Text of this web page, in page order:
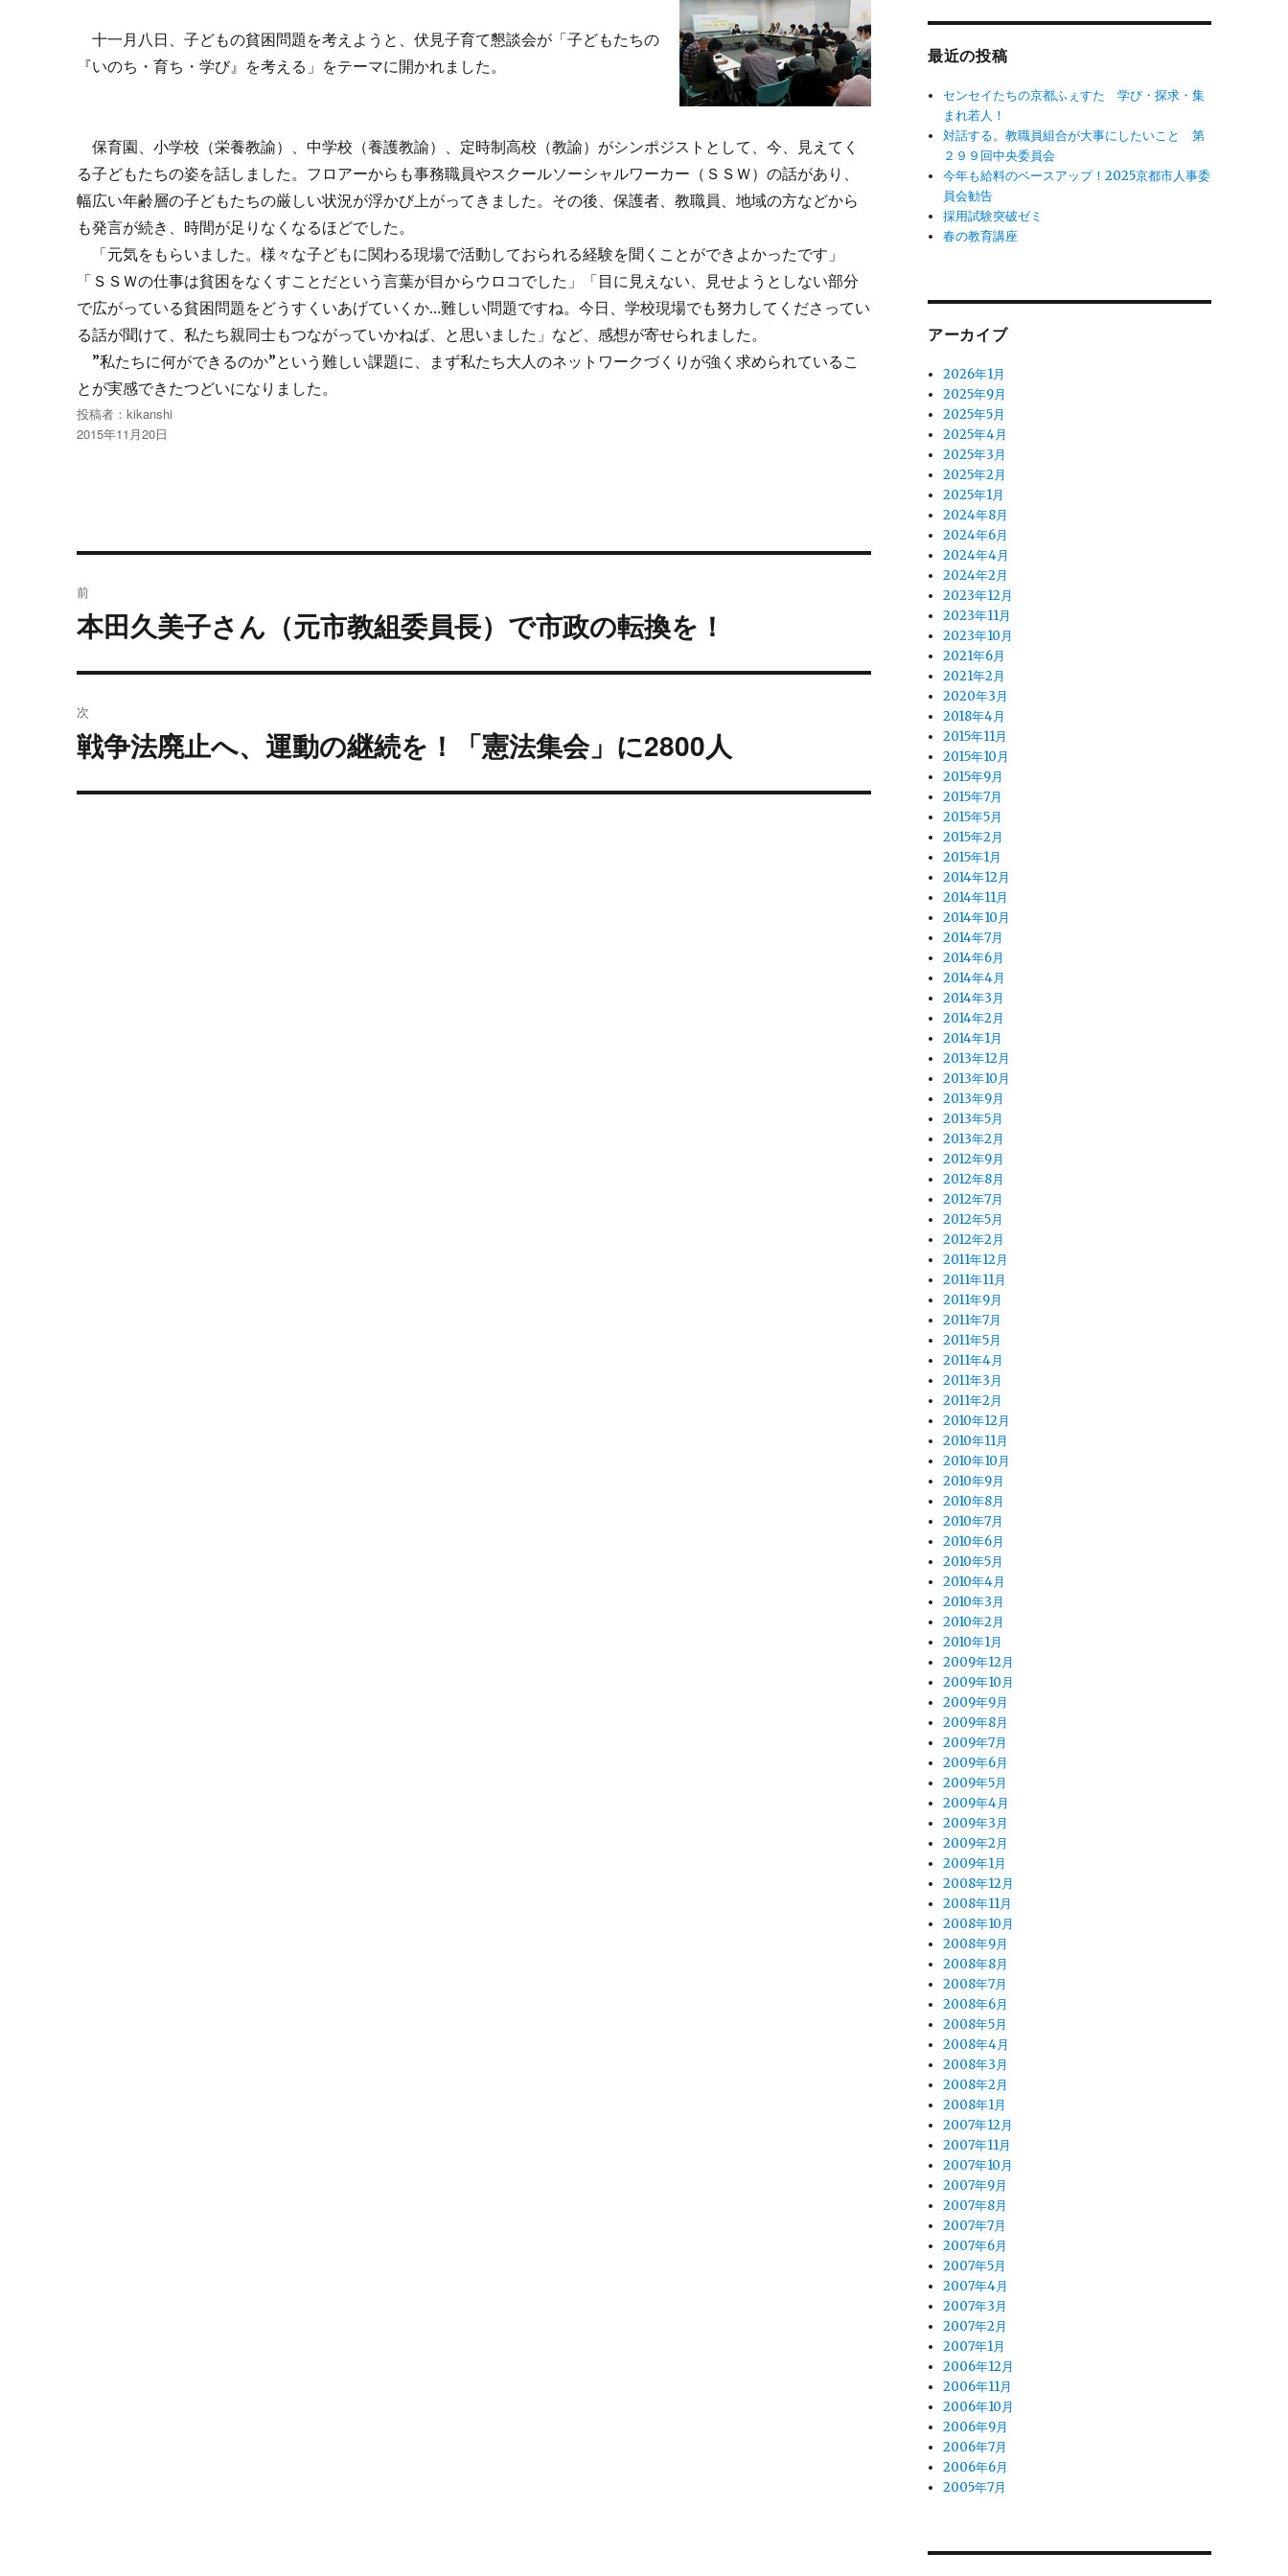
十一月八日、子どもの貧困問題を考えようと、伏見子育て懇談会が「子どもたちの
『いのち・育ち・学び』を考える」をテーマに開かれました。
保育園、小学校（栄養教諭）、中学校（養護教諭）、定時制高校（教諭）がシンポジストとして、今、見えてく
る子どもたちの姿を話しました。フロアーからも事務職員やスクールソーシャルワーカー（ＳＳＷ）の話があり、
幅広い年齢層の子どもたちの厳しい状況が浮かび上がってきました。その後、保護者、教職員、地域の方などから
も発言が続き、時間が足りなくなるほどでした。
「元気をもらいました。様々な子どもに関わる現場で活動しておられる経験を聞くことができよかったです」
「ＳＳＷの仕事は貧困をなくすことだという言葉が目からウロコでした」「目に見えない、見せようとしない部分
で広がっている貧困問題をどうすくいあげていくか…難しい問題ですね。今日、学校現場でも努力してくださってい
る話が聞けて、私たち親同士もつながっていかねば、と思いました」など、感想が寄せられました。
”私たちに何ができるのか”という難しい課題に、まず私たち大人のネットワークづくりが強く求められているこ
とが実感できたつどいになりました。
投稿者：kikanshi
投
2015年11月20日
稿
ゲ
前
過
の
投
稿:
本田久美子さん（元市教組委員長）で市政の転換を！
次
次
投
戦争法廃止へ、運動の継続を！「憲法集会」に2800人
最近の投稿
センセイたちの京都ふぇすた 学び・探求・集
まれ若人！
対話する。教職員組合が大事にしたいこと 第
２９９回中央委員会
今年も給料のベースアップ！2025京都市人事委
員会勧告
採用試験突破ゼミ
春の教育講座
アーカイブ
2026年1月
2025年9月
2025年5月
2025年4月
2025年3月
2025年2月
2025年1月
2024年8月
2024年6月
2024年4月
2024年2月
2023年12月
2023年11月
2023年10月
2021年6月
2021年2月
2020年3月
2018年4月
2015年11月
2015年10月
2015年9月
2015年7月
2015年5月
2015年2月
2015年1月
2014年12月
2014年11月
2014年10月
2014年7月
2014年6月
2014年4月
2014年3月
2014年2月
2014年1月
2013年12月
2013年10月
2013年9月
2013年5月
2013年2月
2012年9月
2012年8月
2012年7月
2012年5月
2012年2月
2011年12月
2011年11月
2011年9月
2011年7月
2011年5月
2011年4月
2011年3月
2011年2月
2010年12月
2010年11月
2010年10月
2010年9月
2010年8月
2010年7月
2010年6月
2010年5月
2010年4月
2010年3月
2010年2月
2010年1月
2009年12月
2009年10月
2009年9月
2009年8月
2009年7月
2009年6月
2009年5月
2009年4月
2009年3月
2009年2月
2009年1月
2008年12月
2008年11月
2008年10月
2008年9月
2008年8月
2008年7月
2008年6月
2008年5月
2008年4月
2008年3月
2008年2月
2008年1月
2007年12月
2007年11月
2007年10月
2007年9月
2007年8月
2007年7月
2007年6月
2007年5月
2007年4月
2007年3月
2007年2月
2007年1月
2006年12月
2006年11月
2006年10月
2006年9月
2006年7月
2006年6月
2005年7月